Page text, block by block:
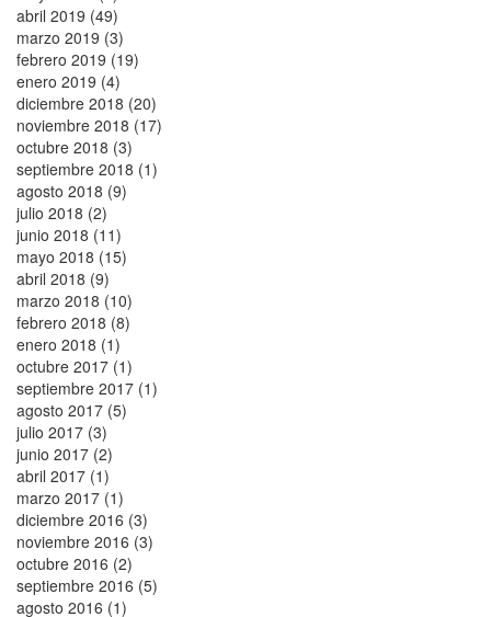
abril 2019 (49)
marzo 2019 (3)
febrero 2019 (19)
enero 2019 (4)
diciembre 2018 (20)
noviembre 2018 (17)
octubre 2018 (3)
septiembre 2018 (1)
agosto 2018 (9)
julio 2018 (2)
junio 2018 (11)
mayo 2018 (15)
abril 2018 (9)
marzo 2018 (10)
febrero 2018 (8)
enero 2018 (1)
octubre 2017 (1)
septiembre 2017 (1)
agosto 2017 (5)
julio 2017 (3)
junio 2017 (2)
abril 2017 (1)
marzo 2017 (1)
diciembre 2016 (3)
noviembre 2016 (3)
octubre 2016 (2)
septiembre 2016 (5)
agosto 2016 (1)